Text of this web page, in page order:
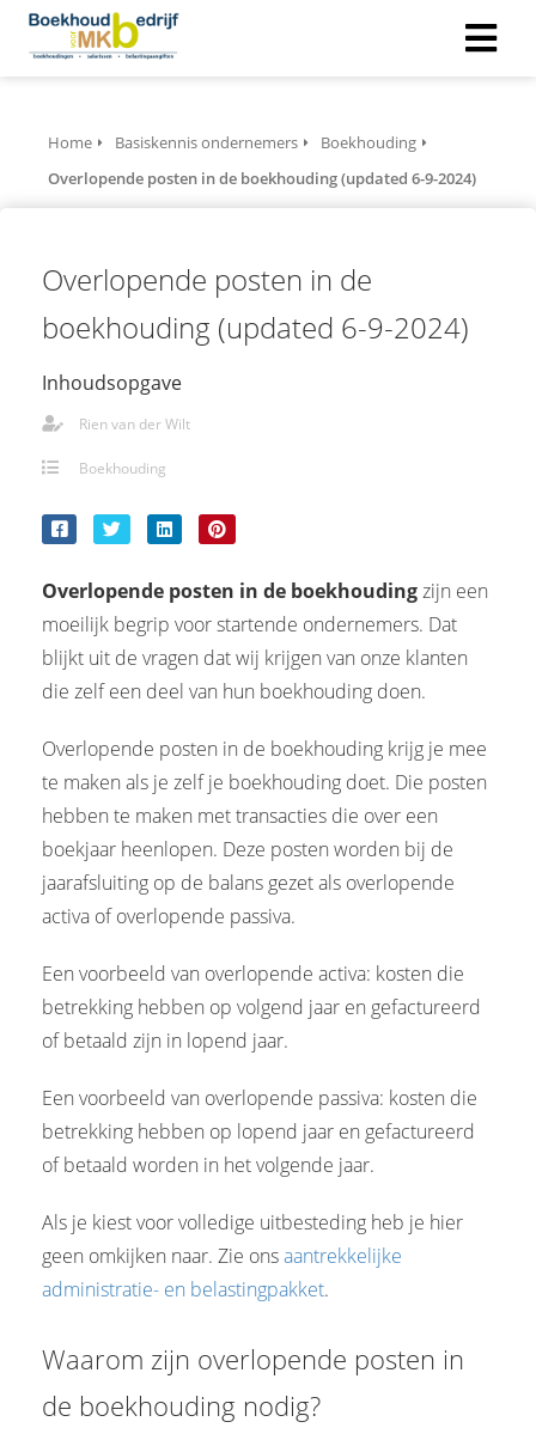
Home Basiskennis ondernemers
Boekhouding
Overlopende posten in de boekhouding (updated 6-9-2024)
Overlopende posten in de
boekhouding (updated 6-9-2024)
Inhoudsopgave
Rien van der Wilt
Boekhouding
Overlopende posten in de boekhoudingzijn een
moeilijk begrip voor startende ondernemers. Dat
blijkt uit de vragen dat wij krijgen van onze klanten
die zelf een deel van hun boekhouding doen.
Overlopende posten in de boekhouding krijg je mee
te maken als je zelf je boekhouding doet. Die posten
hebben te maken met transacties die over een
boekjaar heenlopen. Deze posten worden bij de
jaarafsluiting op de balans gezet als overlopende
activa of overlopende passiva.
Een voorbeeld van overlopende activa: kosten die
betrekking hebben op volgend jaar en gefactureerd
of betaald zijn in lopend jaar.
Een voorbeeld van overlopende passiva: kosten die
betrekking hebben op lopend jaar en gefactureerd
of betaald worden in het volgende jaar.
Als je kiest voor volledige uitbesteding heb je hier
geen omkijken naar. Zie onsaantrekkelijke
administratie- en belastingpakket.
Waarom zijn overlopende posten in
de boekhouding nodig?